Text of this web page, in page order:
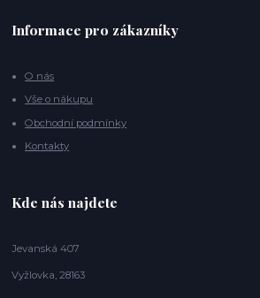
Informace pro zákazníky
O nás
Vše o nákupu
Obchodní podmínky
Kontakty
Kde nás najdete
Jevanská 407
Vyžlovka, 28163